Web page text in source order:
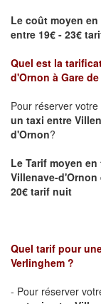
Le coût moyen
entre 19€ - 23€
Quel est la
d'Ornon à Gare
Pour réserver
un taxi entre
d'Ornon?
Le Tarif moyen
Villenave-
20€ tarif nuit
Quel tarif pour
Verlinghem ?
- Pour réserver